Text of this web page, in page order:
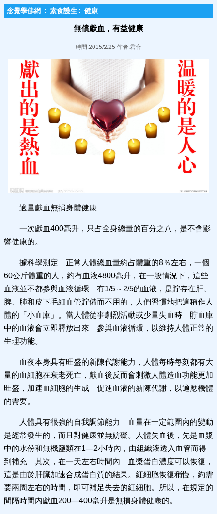
念覺學佛網 : 素食護生 : 健康
無償獻血，有益健康
時間:2015/2/25 作者:君合
適量獻血無損身體健康
一次獻血400毫升，只占全身總量的百分之八，是不會影
響健康的。
據科學測定：正常人體總血量約占體重的8％左右，一個
60公斤體重的人，約有血液4800毫升，在一般情況下，這些
血液並不都參與血液循環，有1/5～2/5的血液，是貯存在肝、
脾、肺和皮下毛細血管貯備而不用的，人們習慣地把這稱作人
體的「小血庫」。當人體從事劇烈活動或少量失血時，貯血庫
中的血液會立即釋放出來，參與血液循環，以維持人體正常的
生理功能。
血夜本身具有旺盛的新陳代謝能力，人體每時每刻都有大
量的血細胞在衰老死亡，獻血後反而會刺激人體造血功能更加
旺盛，加速血細胞的生成，促進血液的新陳代謝，以適應機體
的需要。
人體具有很強的自我調節能力，血量在一定範圍內的變動
是經常發生的，而且對健康並無妨礙。人體失血後，先是血漿
中的水份和無機鹽類在1—2小時內，由組織液透入血管而得
到補充；其次，在一天左右時間內，血漿蛋白濃度可以恢復，
這是由於肝臟加速合成蛋白質的結果。紅細胞恢復稍慢，約需
要兩周左右的時間，即可補足失去的紅細胞。所以，在規定的
間隔時間內獻血200—400毫升是無損身體健康的。